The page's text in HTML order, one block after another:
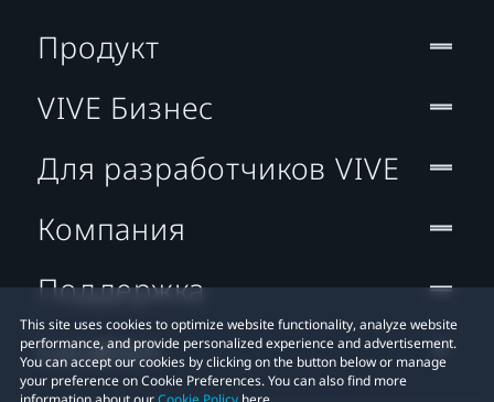
This site uses cookies to optimize website functionality, analyze website
performance, and provide personalized experience and advertisement.
You can accept our cookies by clicking on the button below or manage
your preference on Cookie Preferences. You can also find more
Продукт
VIVE Бизнес
Для разработчиков VIVE
Компания
Поддержка
Location